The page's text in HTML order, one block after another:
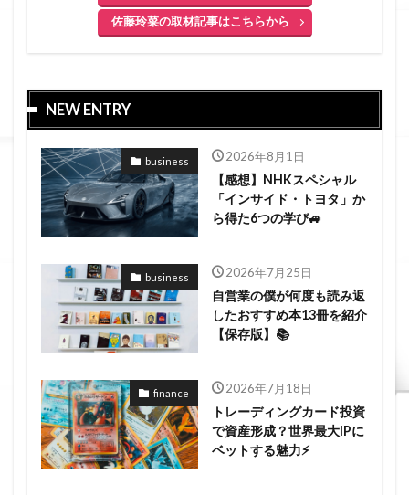
佐藤玲菜の取材記事はこちらから
NEW ENTRY
business 2026年8月1日
【感想】NHKスペシャル
「インサイド・トヨタ」か
ら得た6つの学び🚙
business 2026年7月25日
自営業の僕が何度も読み返
したおすすめ本13冊を紹介
【保存版】📚
finance 2026年7月18日
トレーディングカード投資
で資産形成？世界最大IPに
ベットする魅力⚡